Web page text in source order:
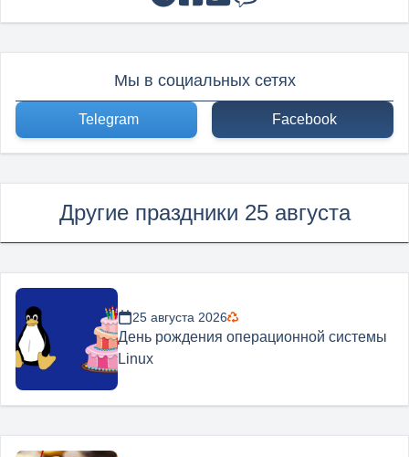
Мы в социальных сетях
Telegram Facebook
Другие праздники 25 августа
25 августа 2026
День рождения операционной системы
Linux